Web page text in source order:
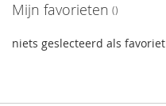
Mijn favorieten
niets geslecteerd als favoriet